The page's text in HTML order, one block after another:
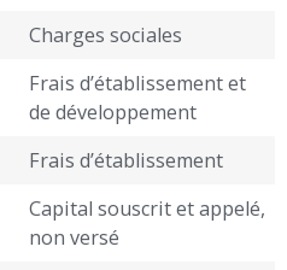
Charges sociales
Frais d’établissement et
de développement
Frais d’établissement
Capital souscrit et appelé,
non versé